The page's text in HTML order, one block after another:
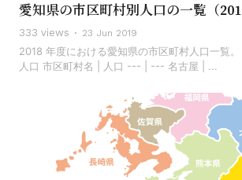
愛知県の市区町村別人口の一覧（
333 views 23 Jun 2019
2018 年度における愛知県の市区町村人口一覧
人口 市区町村名 | 人口 --- | --- 名古屋 | ...